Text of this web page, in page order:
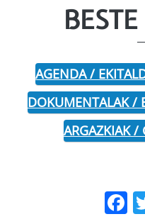
AGENDA /
DOKUMENTALAK /
ARGAZKIAK /